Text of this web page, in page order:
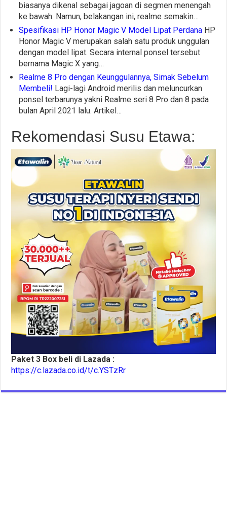
biasanya dikenal sebagai jagoan di segmen menengah
ke bawah. Namun, belakangan ini, realme semakin…
Spesifikasi HP Honor Magic V Model Lipat Perdana HP
Honor Magic V merupakan salah satu produk unggulan
dengan model lipat. Secara internal ponsel tersebut
bernama Magic X yang…
Realme 8 Pro dengan Keunggulannya, Simak Sebelum
Membeli! Lagi-lagi Android merilis dan meluncurkan
ponsel terbarunya yakni Realme seri 8 Pro dan 8 pada
bulan April 2021 lalu. Artikel…
Rekomendasi Susu Etawa:
Paket 3 Box beli di Lazada :
https://c.lazada.co.id/t/c.YSTzRr